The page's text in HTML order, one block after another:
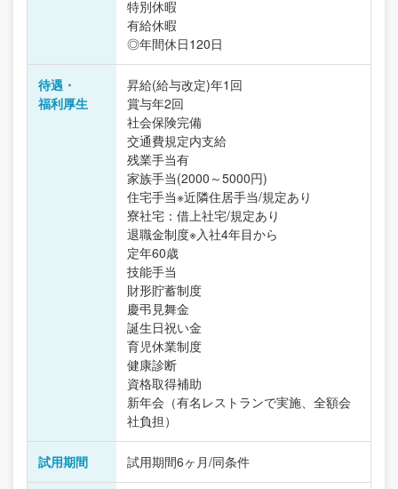
特別休暇
有給休暇
◎年間休日120日
待遇・
福利厚生
昇給(給与改定)年1回
賞与年2回
社会保険完備
交通費規定内支給
残業手当有
家族手当(2000～5000円)
住宅手当※近隣住居手当/規定あり
寮社宅：借上社宅/規定あり
退職金制度※入社4年目から
定年60歳
技能手当
財形貯蓄制度
慶弔見舞金
誕生日祝い金
育児休業制度
健康診断
資格取得補助
新年会（有名レストランで実施、全額会
社負担）
試用期間 試用期間6ヶ月/同条件